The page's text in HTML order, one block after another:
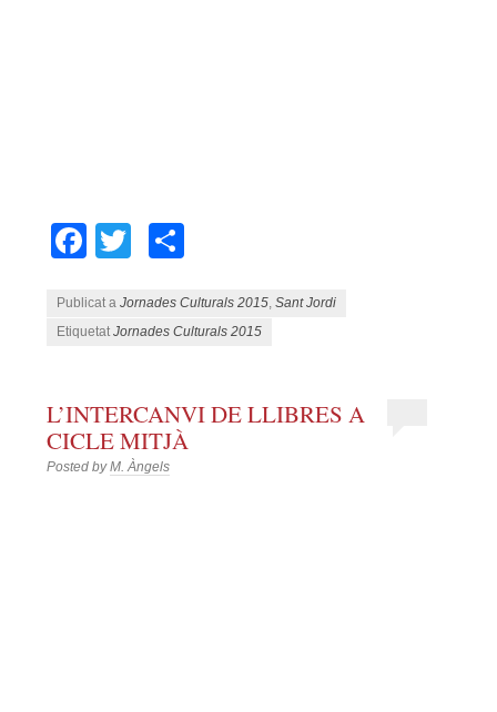
Facebook
Twitter
Publicat aJornades Culturals 2015,Sant Jordi
EtiquetatJornades Culturals 2015
L’INTERCANVI DE LLIBRES A
CICLE MITJÀ
Posted byM. Àngels